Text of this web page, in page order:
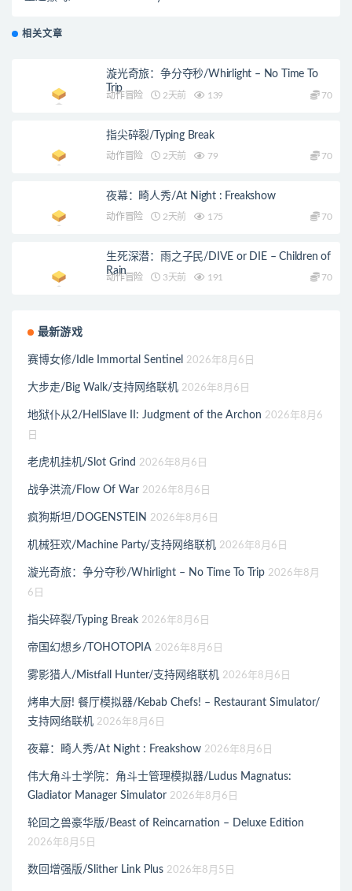
相关文章
漩光奇旅：争分夺秒/Whirlight – No Time To
Trip
动作冒险 2天前 139 70
指尖碎裂/Typing Break
动作冒险 2天前 79 70
夜幕：畸人秀/At Night : Freakshow
动作冒险 2天前 175 70
生死深潜：雨之子民/DIVE or DIE – Children of
Rain
动作冒险 3天前 191 70
最新游戏
赛博女修/Idle Immortal Sentinel 2026年8月6日
大步走/Big Walk/支持网络联机 2026年8月6日
地狱仆从2/HellSlave II: Judgment of the Archon 2026年8月6
日
老虎机挂机/Slot Grind 2026年8月6日
战争洪流/Flow Of War 2026年8月6日
疯狗斯坦/DOGENSTEIN 2026年8月6日
机械狂欢/Machine Party/支持网络联机 2026年8月6日
漩光奇旅：争分夺秒/Whirlight – No Time To Trip 2026年8月
6日
指尖碎裂/Typing Break 2026年8月6日
帝国幻想乡/TOHOTOPIA 2026年8月6日
雾影猎人/Mistfall Hunter/支持网络联机 2026年8月6日
烤串大厨! 餐厅模拟器/Kebab Chefs! – Restaurant Simulator/
支持网络联机 2026年8月6日
夜幕：畸人秀/At Night : Freakshow 2026年8月6日
伟大角斗士学院：角斗士管理模拟器/Ludus Magnatus:
Gladiator Manager Simulator 2026年8月6日
轮回之兽豪华版/Beast of Reincarnation – Deluxe Edition
2026年8月5日
数回增强版/Slither Link Plus 2026年8月5日